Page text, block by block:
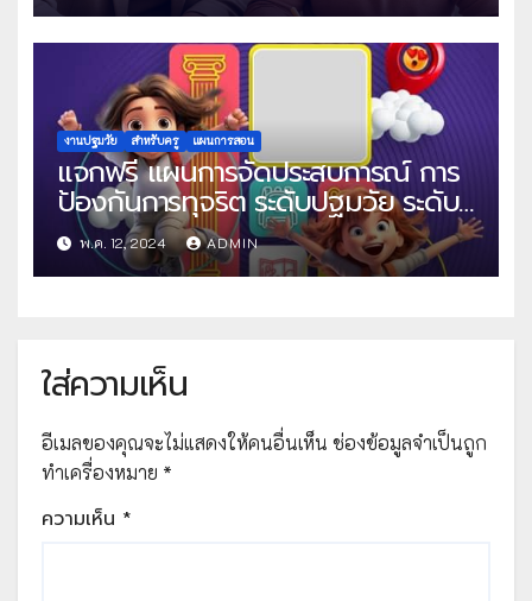
งานปฐมวัย สำหรับครู แผนการสอน
แจกฟรี แผนการจัดประสบการณ์ การ
ป้องกันการทุจริต ระดับปฐมวัย ระดับ
ก่อนวัยเรียน ไฟล์ Word แก้ไขได้ โดย
ครูดา ดาโบกี้
พ.ค. 12, 2024 ADMIN
ใส่ความเห็น
อีเมลของคุณจะไม่แสดงให้คนอื่นเห็น ช่องข้อมูลจำเป็นถูก
ทำเครื่องหมาย *
ความเห็น *